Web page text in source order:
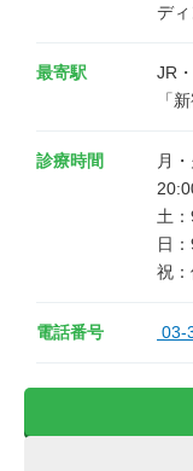
デ
最寄駅
JR
「
診療時間
月
土
日
電話番号 03-